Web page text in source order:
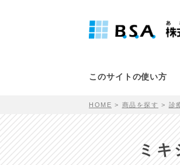
このサイトの使い方
HOME 商品を探す 診
ミ